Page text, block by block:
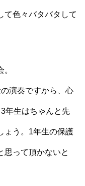
色々バタバタして
演奏ですから、心
年生はちゃんと先
ょう。1年生の保護
思って頂かないと